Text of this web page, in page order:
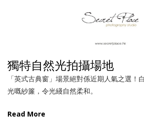
獨特自然光拍攝場地
「英式古典窗」場景絕對係近期人氣之選！
光嘅紗簾，令光綫自然柔和。
Read More